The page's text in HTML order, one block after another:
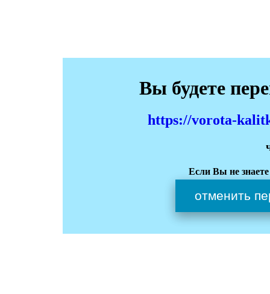
Вы будете
https://vorota-
Если Вы не
отменить